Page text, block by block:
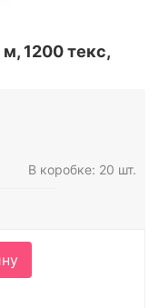
1200 текс,
В коробке: 20 шт.